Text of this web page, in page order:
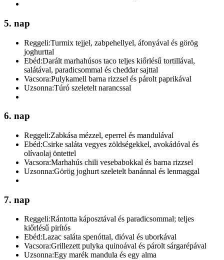
5. nap
Reggeli:Turmix tejjel, zabpehellyel, áfonyával és görög
joghurttal
Ebéd:Darált marhahúsos taco teljes kiőrlésű tortillával,
salátával, paradicsommal és cheddar sajttal
Vacsora:Pulykamell barna rizzsel és párolt paprikával
Uzsonna:Túró szeletelt narancssal
6. nap
Reggeli:Zabkása mézzel, eperrel és mandulával
Ebéd:Csirke saláta vegyes zöldségekkel, avokádóval és
olívaolaj öntettel
Vacsora:Marhahús chili vesebabokkal és barna rizzsel
Uzsonna:Görög joghurt szeletelt banánnal és lenmaggal
7. nap
Reggeli:Rántotta káposztával és paradicsommal; teljes
kiőrlésű pirítós
Ebéd:Lazac saláta spenóttal, dióval és uborkával
Vacsora:Grillezett pulyka quinoával és párolt sárgarépával
Uzsonna:Egy marék mandula és egy alma